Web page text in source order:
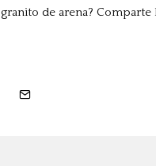
de arena? Comparte